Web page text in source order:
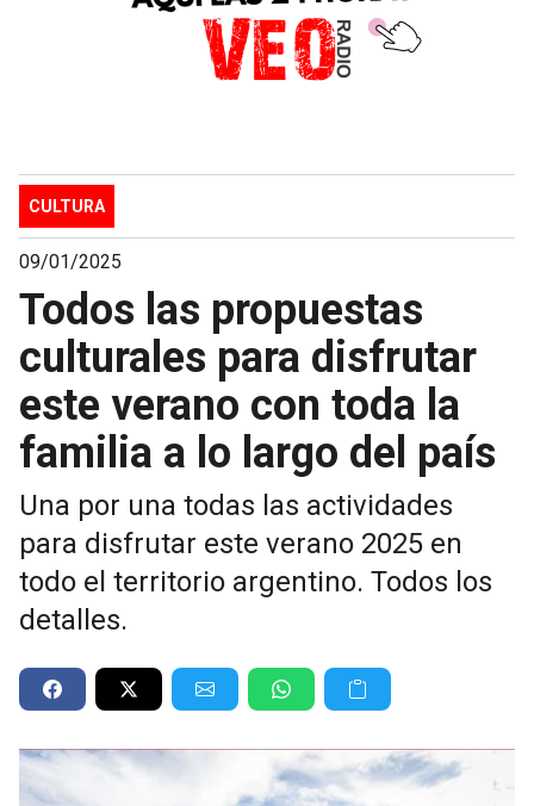
CULTURA
09/01/2025
Todos las propuestas
culturales para disfrutar
este verano con toda la
familia a lo largo del país
Una por una todas las actividades
para disfrutar este verano 2025 en
todo el territorio argentino. Todos los
detalles.